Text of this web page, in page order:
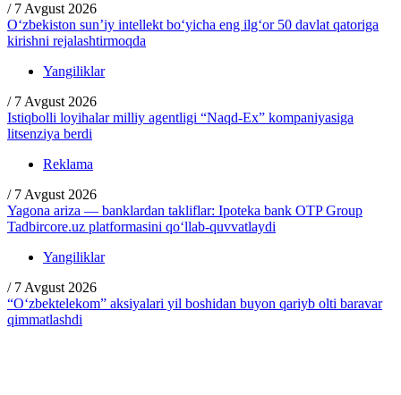
/ 7 Avgust 2026
O‘zbekiston sun’iy intellekt bo‘yicha eng ilg‘or 50 davlat qatoriga
kirishni rejalashtirmoqda
Yangiliklar
/ 7 Avgust 2026
Istiqbolli loyihalar milliy agentligi “Naqd-Ex” kompaniyasiga
litsenziya berdi
Reklama
/ 7 Avgust 2026
Yagona ariza — banklardan takliflar: Ipoteka bank OTP Group
Tadbircore.uz platformasini qo‘llab-quvvatlaydi
Yangiliklar
/ 7 Avgust 2026
“O‘zbektelekom” aksiyalari yil boshidan buyon qariyb olti baravar
qimmatlashdi